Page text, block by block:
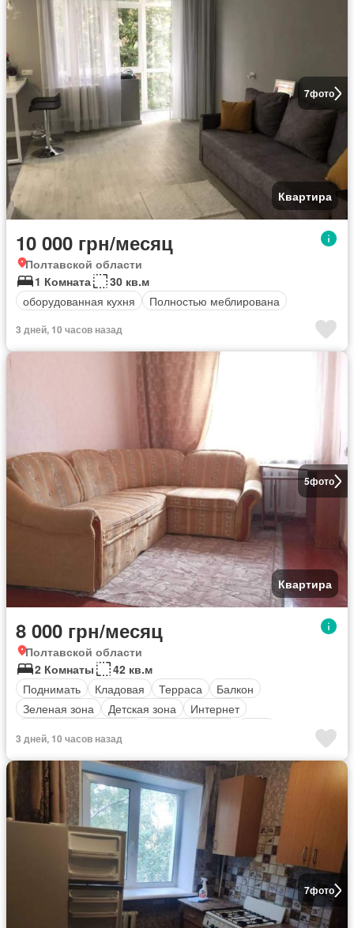
7фото
Квартира
10 000 грн/месяц
Полтавской области
1 Комната
30 кв.м
оборудованная кухня
Полностью меблирована
3 дней, 10 часов назад
5фото
Квартира
8 000 грн/месяц
Полтавской области
2 Комнаты
42 кв.м
Поднимать
Кладовая Терраса
Балкон
Зеленая зона
Детская зона
Интернет
Электричество
Обогрев
3 дней, 10 часов назад
7фото